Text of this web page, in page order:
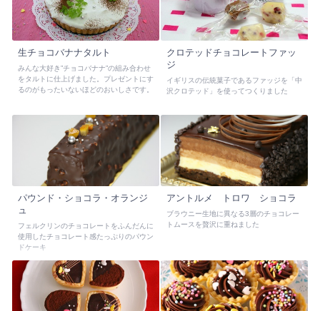
生チョコバナナタルト
みんな大好き”チョコバナナ”の組み合わせ
をタルトに仕上げました。プレゼントにす
るのがもったいないほどのおいしさです。
クロテッドチョコレートファッ
ジ
イギリスの伝統菓子であるファッジを「中
沢クロテッド」を使ってつくりました
パウンド・ショコラ・オランジ
ュ
フェルクリンのチョコレートをふんだんに
使用したチョコレート感たっぷりのパウン
ドケーキ
アントルメ トロワ ショコラ
ブラウニー生地に異なる3層のチョコレー
トムースを贅沢に重ねました